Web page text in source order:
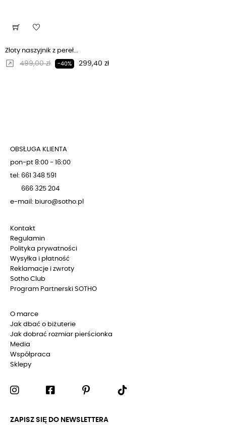
Złoty naszyjnik z pereł...
Regularna cena
499,00 zł -40% Cena
299,40 zł
OBSŁUGA KLIENTA
pon-pt 8:00 - 16:00
tel: 661 348 591
666 325 204
e-mail: biuro@sotho.pl
Kontakt
Regulamin
Polityka prywatności
Wysyłka i płatność
Reklamacje i zwroty
Sotho Club
Program Partnerski SOTHO
O marce
Jak dbać o biżuterie
Jak dobrać rozmiar pierścionka
Media
Współpraca
Sklepy
ZAPISZ SIĘ DO NEWSLETTERA